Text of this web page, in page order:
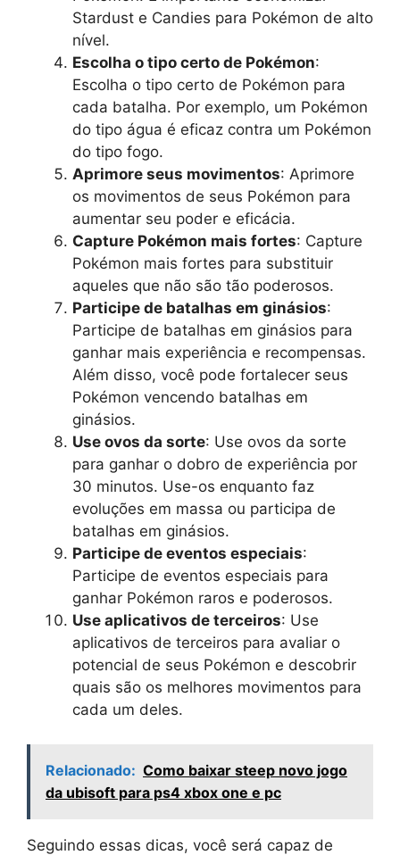
Stardust e Candies para Pokémon de alto
nível.
Escolha o tipo certo de Pokémon:
Escolha o tipo certo de Pokémon para
cada batalha. Por exemplo, um Pokémon
do tipo água é eficaz contra um Pokémon
do tipo fogo.
Aprimore seus movimentos: Aprimore
os movimentos de seus Pokémon para
aumentar seu poder e eficácia.
Capture Pokémon mais fortes: Capture
Pokémon mais fortes para substituir
aqueles que não são tão poderosos.
Participe de batalhas em ginásios:
Participe de batalhas em ginásios para
ganhar mais experiência e recompensas.
Além disso, você pode fortalecer seus
Pokémon vencendo batalhas em
ginásios.
Use ovos da sorte: Use ovos da sorte
para ganhar o dobro de experiência por
30 minutos. Use-os enquanto faz
evoluções em massa ou participa de
batalhas em ginásios.
Participe de eventos especiais:
Participe de eventos especiais para
ganhar Pokémon raros e poderosos.
Use aplicativos de terceiros: Use
aplicativos de terceiros para avaliar o
potencial de seus Pokémon e descobrir
quais são os melhores movimentos para
cada um deles.
Relacionado: Como baixar steep novo jogo
da ubisoft para ps4 xbox one e pc
Seguindo essas dicas, você será capaz de